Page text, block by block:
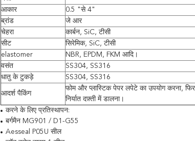
आकार
0.5 "से 4"
ब्रांड
जे आर
चेहरा
कार्बन, SiC, टीसी
सीट
सिरेमिक, SiC, टीसी
elastomer
NBR, EPDM, FKM आदि।
वसंत
SS304, SS316
धातु के टुकड़े
SS304, SS316
आदर्श पैकिंग
फोम और प्लास्टिक पेपर लपेटे का उपयोग करना,
निर्यात दफ़्ती में डालना।
करने के लिए प्रतिस्थापन:
बर्गमैन MG901 / D1-G55
Aesseal P05U सील